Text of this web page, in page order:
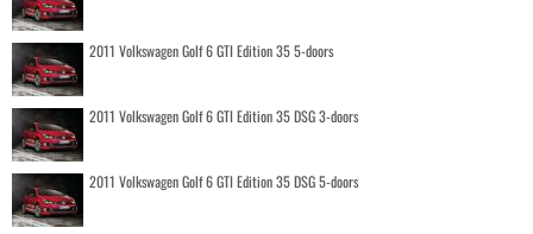
2011 Volkswagen Golf 6 GTI Edition 35 5-doors
2011 Volkswagen Golf 6 GTI Edition 35 DSG 3-doors
2011 Volkswagen Golf 6 GTI Edition 35 DSG 5-doors